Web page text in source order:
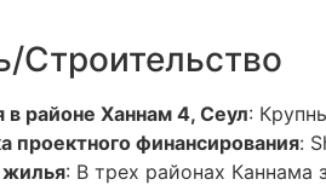
в районе Ханнам 4, Сеул:
проектного финансирования:
жилья: В трех районах Каннама